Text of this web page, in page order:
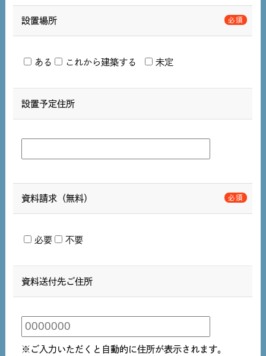
設置場所
ある これから建築する 未定
設置予定住所
資料請求（無料）
必要 不要
資料送付先ご住所
※ご入力いただくと自動的に住所が表示されます。